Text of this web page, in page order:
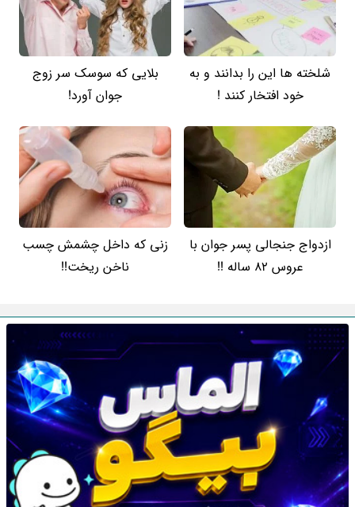
شلخته ها این را بدانند و به
خود افتخار کنند !
بلایی که سوسک سر زوج
جوان آورد!
ازدواج جنجالی پسر جوان با
عروس 82 ساله !!
زنی که داخل چشمش چسب
ناخن ریخت!!